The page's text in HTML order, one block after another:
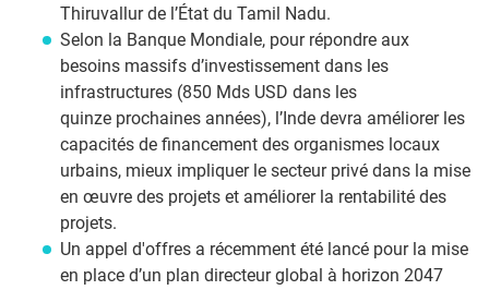
Thiruvallur de l’État du Tamil Nadu.
Selon la Banque Mondiale, pour répondre aux
besoins massifs d’investissement dans les
infrastructures (850 Mds USD dans les
quinze prochaines années), l’Inde devra améliorer les
capacités de financement des organismes locaux
urbains, mieux impliquer le secteur privé dans la mise
en œuvre des projets et améliorer la rentabilité des
projets.
Un appel d'offres a récemment été lancé pour la mise
en place d’un plan directeur global à horizon 2047